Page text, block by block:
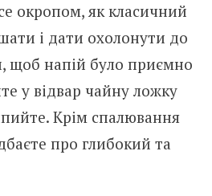
окропом, як класичний
і дати охолонути до
щоб напій було приємно
у відвар чайну ложку
Крім спалювання
про глибокий та